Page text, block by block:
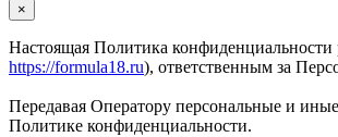
×
Настоящая Политика
https://formula18.ru), ответственным за
Передавая Оператору персональные и
Политике конфиденциальности.